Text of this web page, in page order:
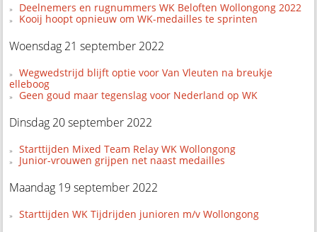
Deelnemers en rugnummers WK Beloften Wollongong 2022
Kooij hoopt opnieuw om WK-medailles te sprinten
Woensdag 21 september 2022
Wegwedstrijd blijft optie voor Van Vleuten na breukje
elleboog
Geen goud maar tegenslag voor Nederland op WK
Dinsdag 20 september 2022
Starttijden Mixed Team Relay WK Wollongong
Junior-vrouwen grijpen net naast medailles
Maandag 19 september 2022
Starttijden WK Tijdrijden junioren m/v Wollongong